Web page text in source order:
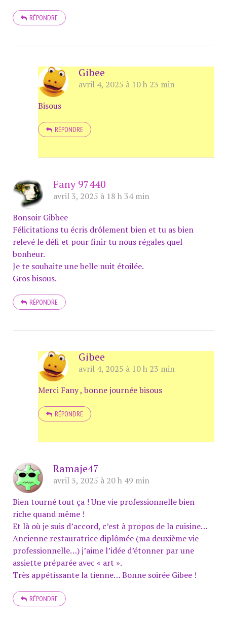
RÉPONDRE
Gibee
avril 4, 2025 à 10 h 23 min
Bisous
RÉPONDRE
Fany 97440
avril 3, 2025 à 18 h 34 min
Bonsoir Gibbee
Félicitations tu écris drôlement bien et tu as bien
relevé le défi et pour finir tu nous régales quel
bonheur.
Je te souhaite une belle nuit étoilée.
Gros bisous.
RÉPONDRE
Gibee
avril 4, 2025 à 10 h 23 min
Merci Fany , bonne journée bisous
RÉPONDRE
Ramaje47
avril 3, 2025 à 20 h 49 min
Bien tourné tout ça ! Une vie professionnelle bien
riche quand même !
Et là où je suis d’accord, c’est à propos de la cuisine…
Ancienne restauratrice diplômée (ma deuxième vie
professionnelle…) j’aime l’idée d’étonner par une
assiette préparée avec « art ».
Très appétissante la tienne… Bonne soirée Gibee !
RÉPONDRE